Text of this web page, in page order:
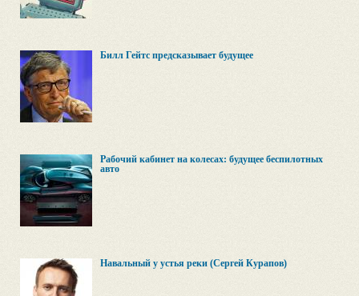
Билл Гейтс предсказывает будущее
Рабочий кабинет на колесах: будущее беспилотных
авто
Навальный у устья реки (Сергей Курапов)